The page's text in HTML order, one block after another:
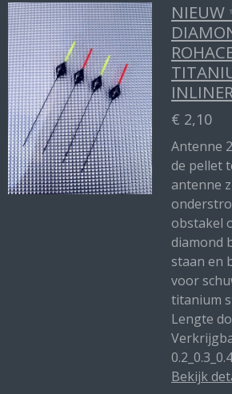
NIEUW
€ 2,10
Antenne
de pellet
antenne
obstakel
diamond
staan en
voor
titanium
Lengte
Bekijk